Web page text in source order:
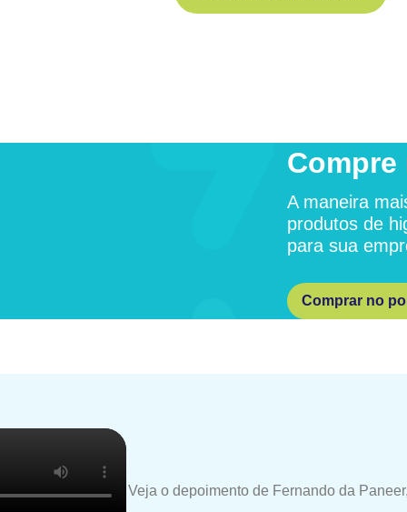
Compre
A maneira
produtos de
para sua
Comprar no
Veja o depoimento de Fernando da